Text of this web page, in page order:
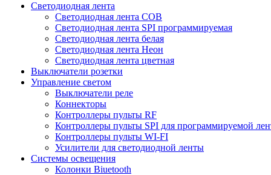
Светодиодная лента
Светодиодная лента COB
Светодиодная лента SPI программируемая
Светодиодная лента белая
Светодиодная лента Неон
Светодиодная лента цветная
Выключатели розетки
Управление светом
Выключатели реле
Коннекторы
Контроллеры пульты RF
Контроллеры пульты SPI для программируемой
Контроллеры пульты WI-FI
Усилители для светодиодной ленты
Системы освещения
Колонки Biuetooth